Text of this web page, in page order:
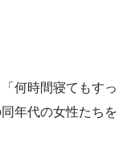
何時間寝てもすっ
年代の女性たちを